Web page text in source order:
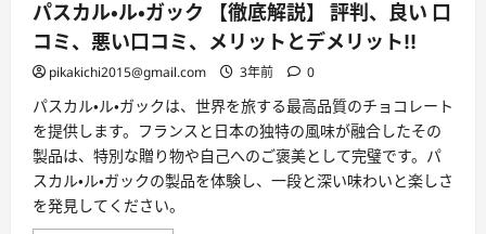
デ
メ
リ
ト!!
底
解
説】
に
つ
い
て
さ
ら
パスカル・ル・ガック 【徹底解説】 評判、良い 口
コミ、悪い口コミ、メリットとデメリット!!
pikakichi2015@gmail.com 3年前 0
パスカル・ル・ガックは、世界を旅する最高品質のチョコレート
を提供します。フランスと日本の独特の風味が融合したその
製品は、特別な贈り物や自己へのご褒美として完璧です。パ
スカル・ル・ガックの製品を体験し、一段と深い味わいと楽しさ
を発見してください。